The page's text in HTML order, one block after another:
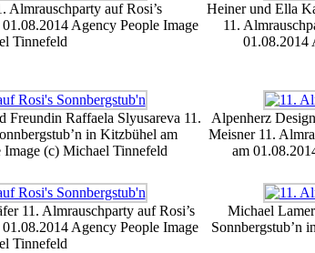
Almrauschparty auf Rosi’s
Agency People Image
Tinnefeld
Heiner und Ella
11.
01.08.2014
Freundin Raffaela Slyusareva 11.
in Kitzbühel am
(c) Michael Tinnefeld
Alpenherz
Meisner 11.
am
11. Almrauschparty auf Rosi’s
Agency People Image
Tinnefeld
Michael
Sonnbergstub’n